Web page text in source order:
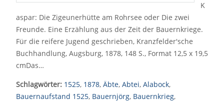
K
aspar: Die Zigeunerhütte am Rohrsee oder Die zwei
Freunde. Eine Erzählung aus der Zeit der Bauernkriege.
Für die reifere Jugend geschrieben, Kranzfelder'sche
Buchhandlung, Augsburg, 1878, 148 S., Format 12,5 x 19,5
cmDas…
Schlagwörter: 1525, 1878, Äbte, Abtei, Alabock,
Bauernaufstand 1525, Bauernjörg, Bauernkrieg,